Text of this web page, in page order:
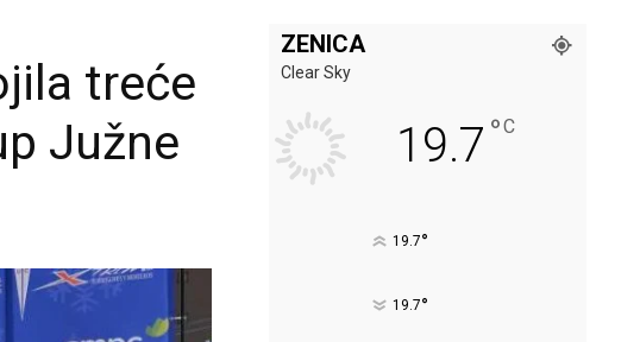
treće
Južne
ZENICA
Clear Sky
19.7 °C
19.7°
19.7°